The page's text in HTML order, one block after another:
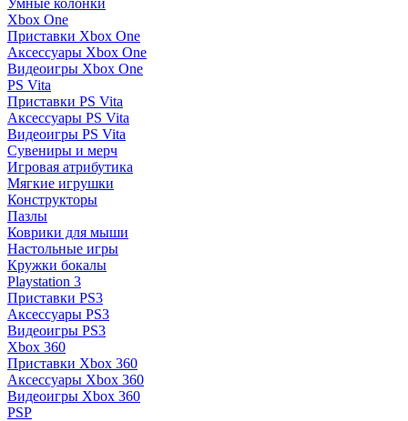
Умные колонки
Xbox One
Приставки Xbox One
Аксессуары Xbox One
Видеоигры Xbox One
PS Vita
Приставки PS Vita
Аксессуары PS Vita
Видеоигры PS Vita
Сувениры и мерч
Игровая атрибутика
Мягкие игрушки
Конструкторы
Пазлы
Коврики для мыши
Настольные игры
Кружки бокалы
Playstation 3
Приставки PS3
Аксессуары PS3
Видеоигры PS3
Xbox 360
Приставки Xbox 360
Аксессуары Xbox 360
Видеоигры Xbox 360
PSP